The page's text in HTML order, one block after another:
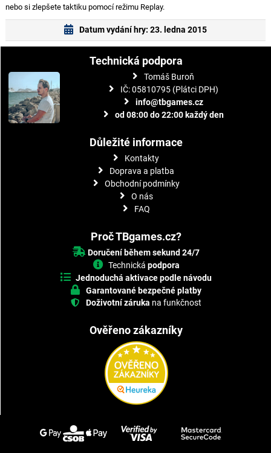
nebo si zlepšete taktiku pomocí režimu Replay.
Datum vydání hry: 23. ledna 2015
Technická podpora
Tomáš Buroň
IČ: 05810795 (Plátci DPH)
info@tbgames.cz
od 08:00 do 22:00 každý den
Důležité informace
Kontakty
Doprava a platba
Obchodní podmínky
O nás
FAQ
Proč TBgames.cz?
Doručení během sekund 24/7
Technická podpora
Jednoduchá aktivace podle návodu
Garantované bezpečné platby
Doživotní záruka na funkčnost
Ověřeno zákazníky